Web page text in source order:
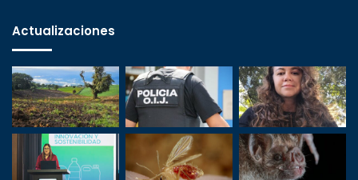
Actualizaciones